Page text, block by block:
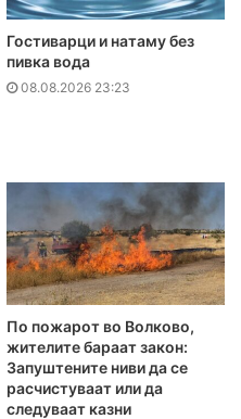
Гостиварци и натаму без
пивка вода
08.08.2026 23:23
По пожарот во Волково,
жителите бараат закон:
Запуштените ниви да се
расчистуваат или да
следуваат казни